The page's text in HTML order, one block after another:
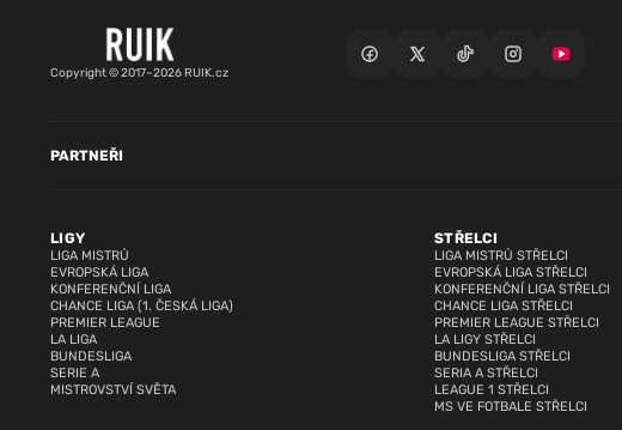
Copyright © 2017–2026 RUIK.cz
LIGY
LIGA MISTRŮ
EVROPSKÁ LIGA
KONFERENČNÍ LIGA
CHANCE LIGA (1. ČESKÁ LIGA)
PREMIER LEAGUE
LA LIGA
BUNDESLIGA
SERIE A
MISTROVSTVÍ SVĚTA
STŘELCI
LIGA MISTRŮ STŘELCI
EVROPSKÁ LIGA STŘELCI
KONFERENČNÍ LIGA STŘELCI
CHANCE LIGA STŘELCI
PREMIER LEAGUE STŘELCI
LA LIGY STŘELCI
BUNDESLIGA STŘELCI
SERIA A STŘELCI
LEAGUE 1 STŘELCI
MS VE FOTBALE STŘELCI
PARTNEŘI